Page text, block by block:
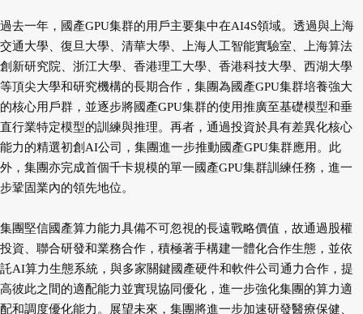
過去一年，國產GPU集群的用戶主要集中在AI4S領域。透過與上海
交通大學、復旦大學、清華大學、上海人工智能實驗室、上海算法
創新研究院、浙江大學、香港理工大學、香港科技大學、西湖大學
等頂尖大學和研究機構的長期合作，集團為國產GPU集群培養強大
的核心用戶群，並逐步將國產GPU集群的使用推廣至基礎模型和垂
直行業特定模型的訓練與推理。再者，通過投資於具有差異化核心
能力的精選初創AI公司，集團進一步推動國產GPU集群應用。此
外，集團亦完成首個千卡規模的單一國產GPU集群訓練任務，進一
步鞏固業內的領先地位。
集團堅信國產算力能力具備不可忽視的長遠戰略價值，故通過股權
投資、聯合研發和業務合作，積極著手構建一體化合作生態，並依
託AI算力生態系統，與多家關鍵國產硬件和軟件公司通力合作，提
高彼此之間的適配能力並實現協同優化，進一步強化集團的算力適
配和調度優化能力。展望未來，集團將進一步加速研發醫療保健、